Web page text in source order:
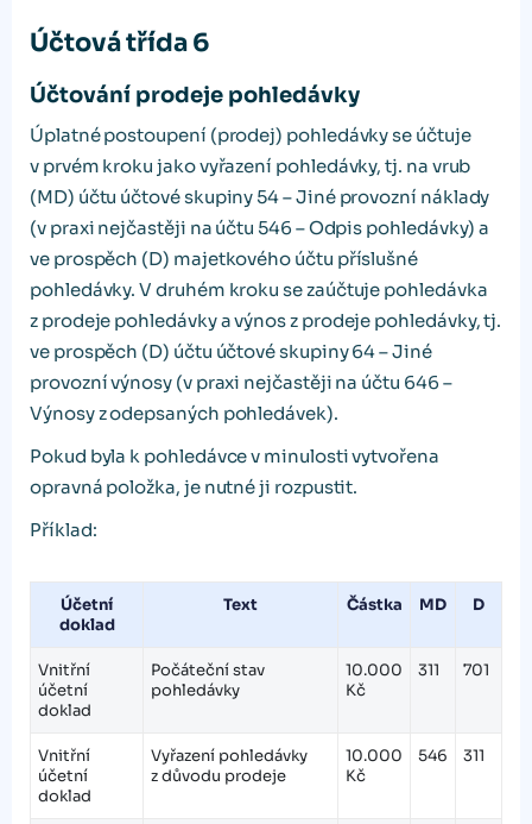
Účtová třída 6
Účtování prodeje pohledávky
Úplatné postoupení (prodej) pohledávky se účtuje
v prvém kroku jako vyřazení pohledávky, tj. na vrub
(MD) účtu účtové skupiny 54 – Jiné provozní náklady
(v praxi nejčastěji na účtu 546 – Odpis pohledávky) a
ve prospěch (D) majetkového účtu příslušné
pohledávky. V druhém kroku se zaúčtuje pohledávka
z prodeje pohledávky a výnos z prodeje pohledávky, tj.
ve prospěch (D) účtu účtové skupiny 64 – Jiné
provozní výnosy (v praxi nejčastěji na účtu 646 –
Výnosy z odepsaných pohledávek).
Pokud byla k pohledávce v minulosti vytvořena
opravná položka, je nutné ji rozpustit.
Příklad:
Účetní
doklad
Text Částka MD D
Vnitřní
účetní
doklad
Počáteční stav
pohledávky
10.000
Kč
311 701
Vnitřní
účetní
doklad
Vyřazení pohledávky
z důvodu prodeje
10.000
Kč
546 311